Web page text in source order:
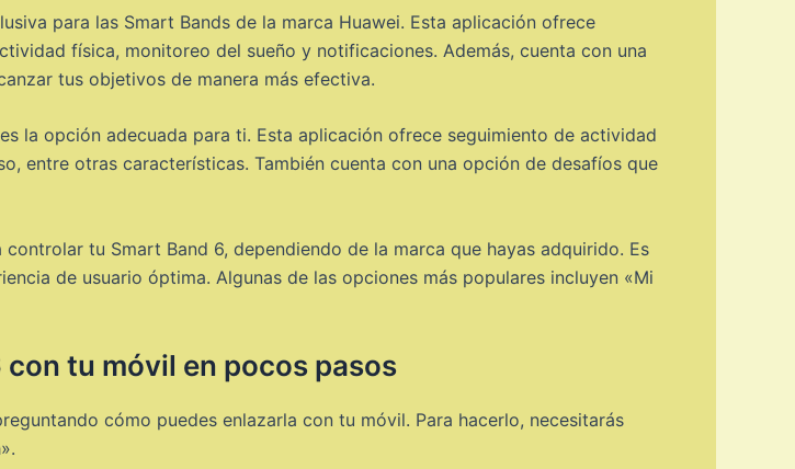
para las Smart Bands de la marca Huawei. Esta aplicación ofrece
física, monitoreo del sueño y notificaciones. Además, cuenta con una
tus objetivos de manera más efectiva.
la opción adecuada para ti. Esta aplicación ofrece seguimiento de actividad
entre otras características. También cuenta con una opción de desafíos que
tu Smart Band 6, dependiendo de la marca que hayas adquirido. Es
de usuario óptima. Algunas de las opciones más populares incluyen «Mi
tu móvil en pocos pasos
cómo puedes enlazarla con tu móvil. Para hacerlo, necesitarás